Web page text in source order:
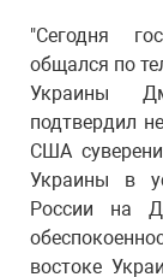
"Сегодня
общался по
Украины
подтвердил
США
Украины в
России на
востоке